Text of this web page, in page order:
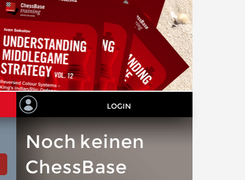
LOGIN
Noch keinen
ChessBase